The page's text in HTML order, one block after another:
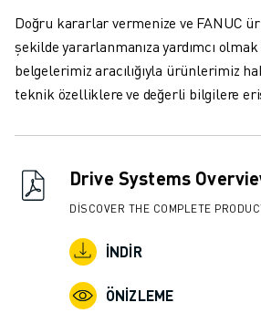
Doğru kararlar vermenize ve FANUC
şekilde yararlanmanıza yardımcı
belgelerimiz aracılığıyla ürünlerimiz
teknik özelliklere ve değerli bilgilere
Drive Systems
DISCOVER THE COMPLETE
İNDIR
ÖNIZLEME